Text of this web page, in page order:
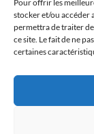
Pour offrir les
stocker et/ou accéder
permettra de traiter
ce site. Le fait de ne
certaines